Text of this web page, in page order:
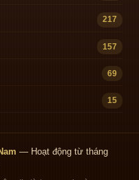
217
157
69
15
— Hoạt động từ tháng